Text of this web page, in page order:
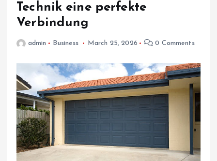
Technik eine perfekte
Verbindung
admin Business March 25, 2026 0 Comments